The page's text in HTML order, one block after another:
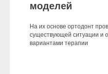
моделей
На их основе ортодонт
существующей ситуации и
вариантами терапии